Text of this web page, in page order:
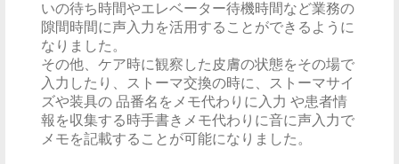
いの待ち時間やエレベーター待機時間など業務の
隙間時間に声入力を活用することができるように
なりました。
その他、ケア時に観察した皮膚の状態をその場で
入力したり、ストーマ交換の時に、ストーマサイ
ズや装具の 品番名をメモ代わりに入力 や患者情
報を収集する時手書きメモ代わりに音に声入力で
メモを記載することが可能になりました。